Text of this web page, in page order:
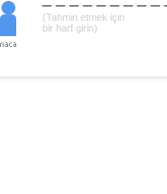
(Tahmin etmek için
bir harf girin)